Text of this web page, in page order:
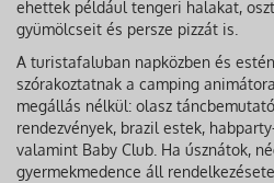
ehettek például tengeri halakat,
gyümölcseit és persze pizzát is.
A turistafaluban napközben és
szórakoztatnak a camping
megállás nélkül: olasz
rendezvények, brazil estek,
valamint Baby Club. Ha úsznátok,
gyermekmedence áll